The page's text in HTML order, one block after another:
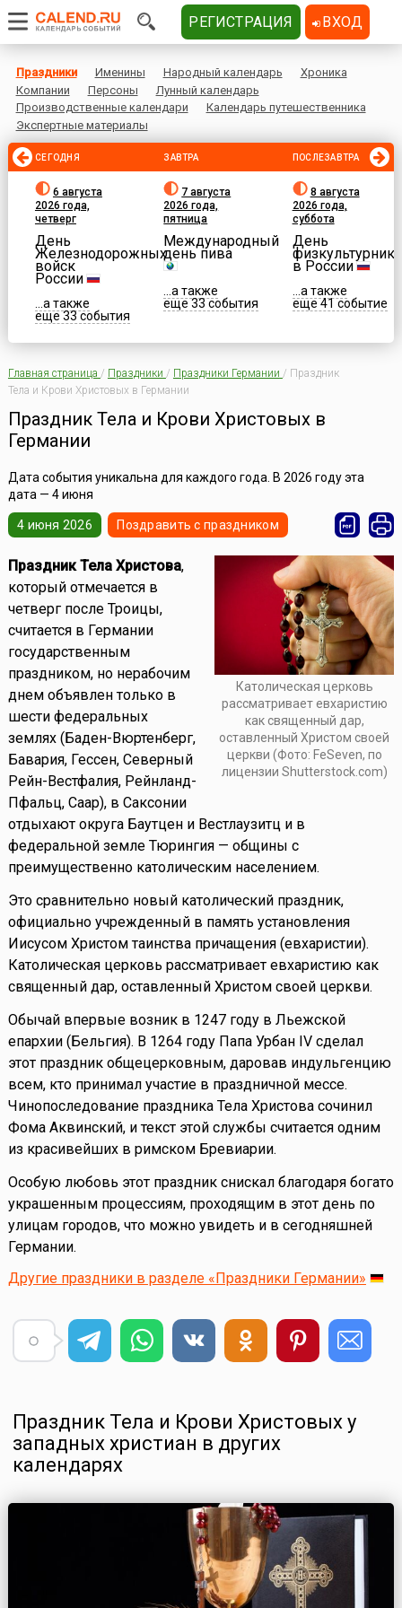
Праздники Именины Народный календарь
Хроника
Компании
Персоны
Лунный календарь
Производственные календари
Календарь путешественника
Экспертные материалы
СЕГОДНЯ
6 августа
2026 года,
четверг
День
Железнодорожных
войск
России
...а также
еще 33 события
ЗАВТРА
7 августа
2026 года,
пятница
Международный
день пива
...а также
еще 33 события
ПОСЛЕЗАВТРА
8 августа
2026 года,
суббота
День
физкультурника
в России
...а также
еще 41 событие
Главная страница / Праздники / Праздники Германии / Праздник
Тела и Крови Христовых в Германии
Праздник Тела и Крови Христовых в
Германии
Дата события уникальна для каждого года. В 2026 году эта
дата — 4 июня
4 июня 2026 Поздравить с праздником
Католическая церковь
рассматривает евхаристию
как священный дар,
оставленный Христом своей
церкви (Фото: FeSeven, по
лицензии Shutterstock.com)
Праздник Тела Христова,
который отмечается в
четверг после Троицы,
считается в Германии
государственным
праздником, но нерабочим
днем объявлен только в
шести федеральных
землях (Баден-Вюртенберг,
Бавария, Гессен, Северный
Рейн-Вестфалия, Рейнланд-
Пфальц, Саар), в Саксонии
отдыхают округа Баутцен и Вестлаузитц и в
федеральной земле Тюрингия — общины с
преимущественно католическим населением.
Это сравнительно новый католический праздник,
официально учрежденный в память установления
Иисусом Христом таинства причащения (евхаристии).
Католическая церковь рассматривает евхаристию как
священный дар, оставленный Христом своей церкви.
Обычай впервые возник в 1247 году в Льежской
епархии (Бельгия). В 1264 году Папа Урбан IV сделал
этот праздник общецерковным, даровав индульгенцию
всем, кто принимал участие в праздничной мессе.
Чинопоследование праздника Тела Христова сочинил
Фома Аквинский, и текст этой службы считается одним
из красивейших в римском Бревиарии.
Особую любовь этот праздник снискал благодаря богато
украшенным процессиям, проходящим в этот день по
улицам городов, что можно увидеть и в сегодняшней
Германии.
Другие праздники в разделе «Праздники Германии»
Праздник Тела и Крови Христовых у
западных христиан в других
календарях
РЕГИСТРАЦИЯ ВХОД